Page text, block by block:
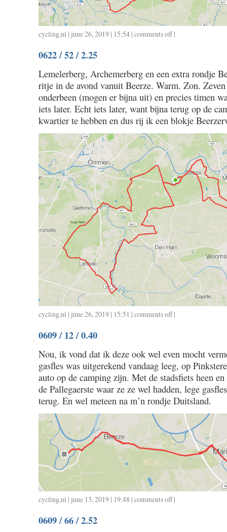
cycling,nl | june 26, 2019 | 15:54 | comments offon
/
2.00
|
0622 / 52 / 2.25
Lemelerberg, Archemerberg en een extra rondje
ritje in de avond vanuit Beerze. Warm. Zon.
onderbeen (mogen er bijna uit) en precies timen
iets later. Echt iets later, want bijna terug op de
kwartier te hebben en dus rij ik een blokje
cycling,nl | june 26, 2019 | 15:51 | comments offon
/
2.25
|
0609 / 12 / 0.40
Nou, ik vond dat ik deze ook wel even mocht
gasfles was uitgerekend vandaag leeg, op
auto op de camping zijn. Met de stadsfiets heen
de Pallegaerste waar ze ze wel hadden, lege
terug. En wel meteen na m’n rondje Duitsland.
cycling,nl | june 13, 2019 | 19:48 | comments offon
|
0609 / 66 / 2.52